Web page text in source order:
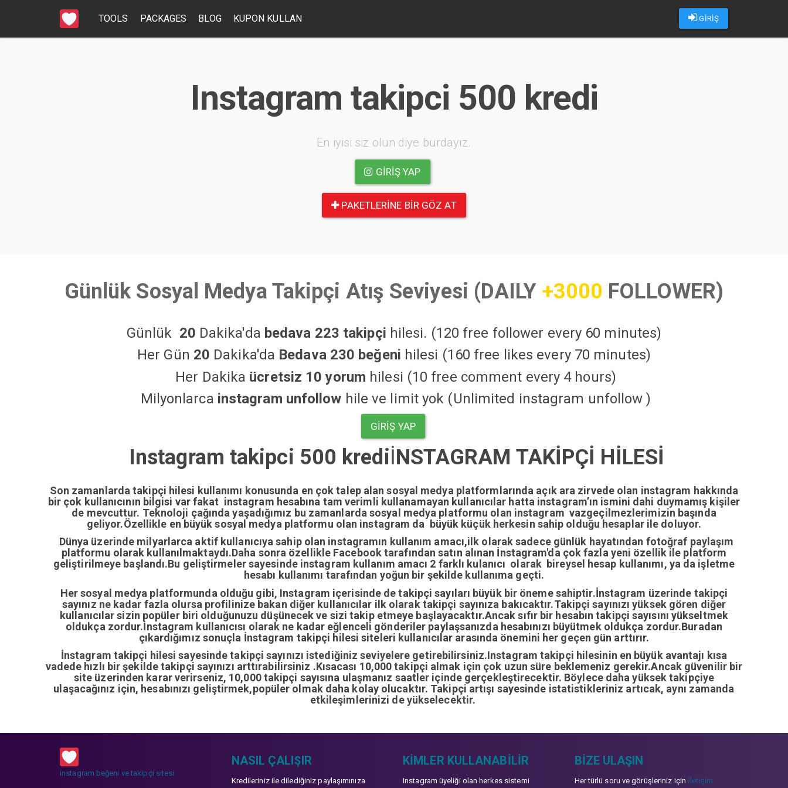
GİRİŞ
TOOLS PACKAGES BLOG KUPON KULLAN
Instagram takipci 500 kredi
En iyisi siz olun diye burdayız.
GIRIŞ YAP
PAKETLERINE BIR GÖZ AT
Günlük Sosyal Medya Takipçi Atış Seviyesi (DAILY +3000 FOLLOWER)
Günlük 20 Dakika'da bedava 223 takipçi hilesi. (120 free follower every 60 minutes)
Her Gün 20 Dakika'da Bedava 230 beğeni hilesi (160 free likes every 70 minutes)
Her Dakika ücretsiz 10 yorum hilesi (10 free comment every 4 hours)
Milyonlarca instagram unfollow hile ve limit yok (Unlimited instagram unfollow )
GIRIŞ YAP
Instagram takipci 500 krediİNSTAGRAM TAKİPÇİ HİLESİ
Son zamanlarda takipçi hilesi kullanımı konusunda en çok talep alan sosyal medya platformlarında açık ara zirvede olan instagram hakkında
bir çok kullanıcının bilgisi var fakat instagram hesabına tam verimli kullanamayan kullanıcılar hatta instagram’ın ismini dahi duymamış kişiler
de mevcuttur. Teknoloji çağında yaşadığımız bu zamanlarda sosyal medya platformu olan instagram vazgeçilmezlerimizin başında
geliyor.Özellikle en büyük sosyal medya platformu olan instagram da büyük küçük herkesin sahip olduğu hesaplar ile doluyor.
Dünya üzerinde milyarlarca aktif kullanıcıya sahip olan instagramın kullanım amacı,ilk olarak sadece günlük hayatından fotoğraf paylaşım
platformu olarak kullanılmaktaydı.Daha sonra özellikle Facebook tarafından satın alınan İnstagram'da çok fazla yeni özellik ile platform
geliştirilmeye başlandı.Bu geliştirmeler sayesinde instagram kullanım amacı 2 farklı kulanıcı olarak bireysel hesap kullanımı, ya da işletme
hesabı kullanımı tarafından yoğun bir şekilde kullanıma geçti.
Her sosyal medya platformunda olduğu gibi, Instagram içerisinde de takipçi sayıları büyük bir öneme sahiptir.İnstagram üzerinde takipçi
sayınız ne kadar fazla olursa profilinize bakan diğer kullanıcılar ilk olarak takipçi sayınıza bakıcaktır.Takipçi sayınızı yüksek gören diğer
kullanıcılar sizin popüler biri olduğunuzu düşünecek ve sizi takip etmeye başlayacaktır.Ancak sıfır bir hesabın takipçi sayısını yükseltmek
oldukça zordur.İnstagram kullanıcısı olarak ne kadar eğlenceli gönderiler paylaşsanızda hesabınızı büyütmek oldukça zordur.Buradan
çıkardığımız sonuçla İnstagram takipçi hilesi siteleri kullanıcılar arasında önemini her geçen gün arttırır.
İnstagram takipçi hilesi sayesinde takipçi sayınızı istediğiniz seviyelere getirebilirsiniz.Instagram takipçi hilesinin en büyük avantajı kısa
vadede hızlı bir şekilde takipçi sayınızı arttırabilirsiniz .Kısacası 10,000 takipçi almak için çok uzun süre beklemeniz gerekir.Ancak güvenilir bir
site üzerinden karar verirseniz, 10,000 takipçi sayısına ulaşmanız saatler içinde gerçekleştirecektir. Böylece daha yüksek takipçiye
ulaşacağınız için, hesabınızı geliştirmek,popüler olmak daha kolay olucaktır. Takipçi artışı sayesinde istatistikleriniz artıcak, aynı zamanda
etkileşimlerinizi de yükselecektir.
instagram beğeni ve takipçi sitesi
NASIL ÇALIŞIR
Kredileriniz ile dilediğiniz paylaşımınıza
KIMLER KULLANABILIR
Instagram üyeliği olan herkes sistemi
BIZE ULAŞIN
Her türlü soru ve görüşleriniz için İletişim